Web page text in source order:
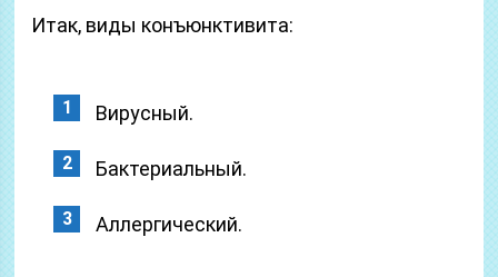
Итак, виды конъюнктивита:
Вирусный.
Бактериальный.
Аллергический.